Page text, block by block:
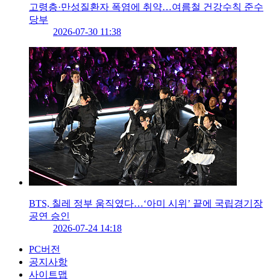
고령층·만성질환자 폭염에 취약…여름철 건강수칙 준수
당부
2026-07-30 11:38
BTS, 칠레 정부 움직였다…‘아미 시위’ 끝에 국립경기장
공연 승인
2026-07-24 14:18
PC버전
공지사항
사이트맵